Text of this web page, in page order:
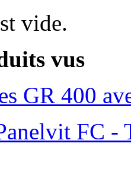
vide.
vus
GR 400
FC -